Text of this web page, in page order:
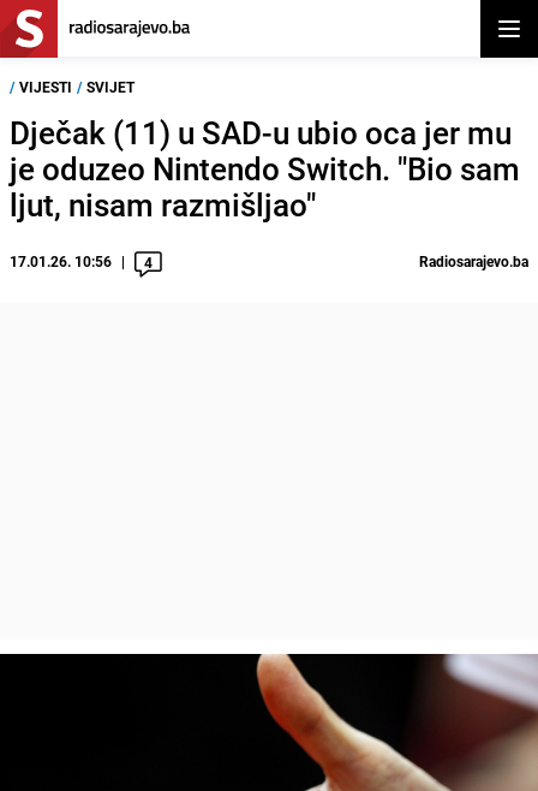
/ VIJESTI / SVIJET
Dječak (11) u SAD-u ubio oca jer mu
je oduzeo Nintendo Switch. "Bio sam
ljut, nisam razmišljao"
17.01.26. 10:56 4 Radiosarajevo.ba